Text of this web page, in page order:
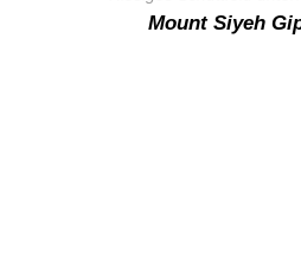
Mount Siyeh